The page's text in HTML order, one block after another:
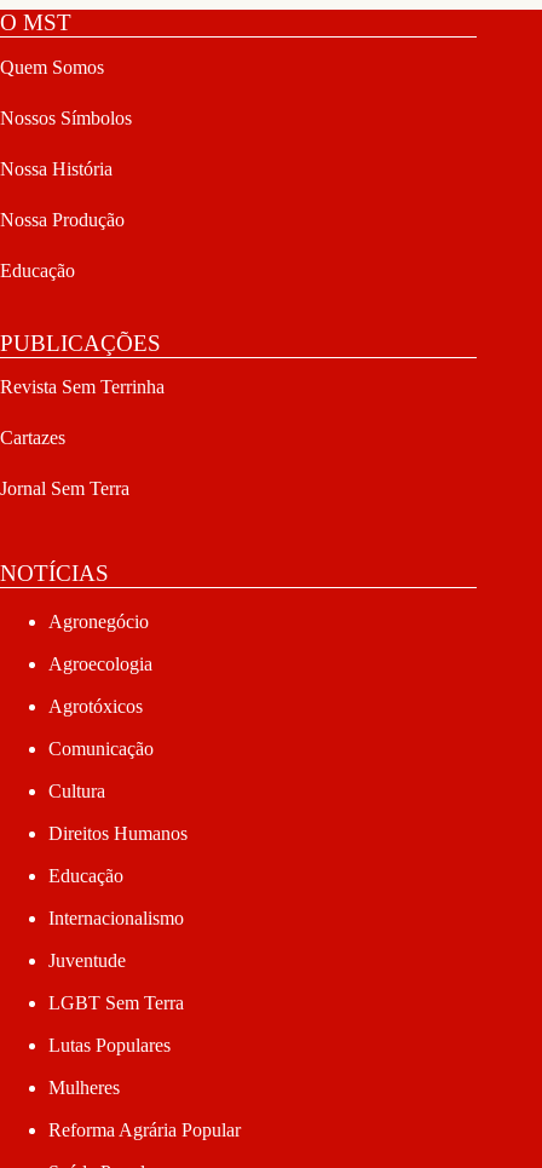
O MST
Quem Somos
Nossos Símbolos
Nossa História
Nossa Produção
Educação
PUBLICAÇÕES
Revista Sem Terrinha
Cartazes
Jornal Sem Terra
NOTÍCIAS
Agronegócio
Agroecologia
Agrotóxicos
Comunicação
Cultura
Direitos Humanos
Educação
Internacionalismo
Juventude
LGBT Sem Terra
Lutas Populares
Mulheres
Reforma Agrária Popular